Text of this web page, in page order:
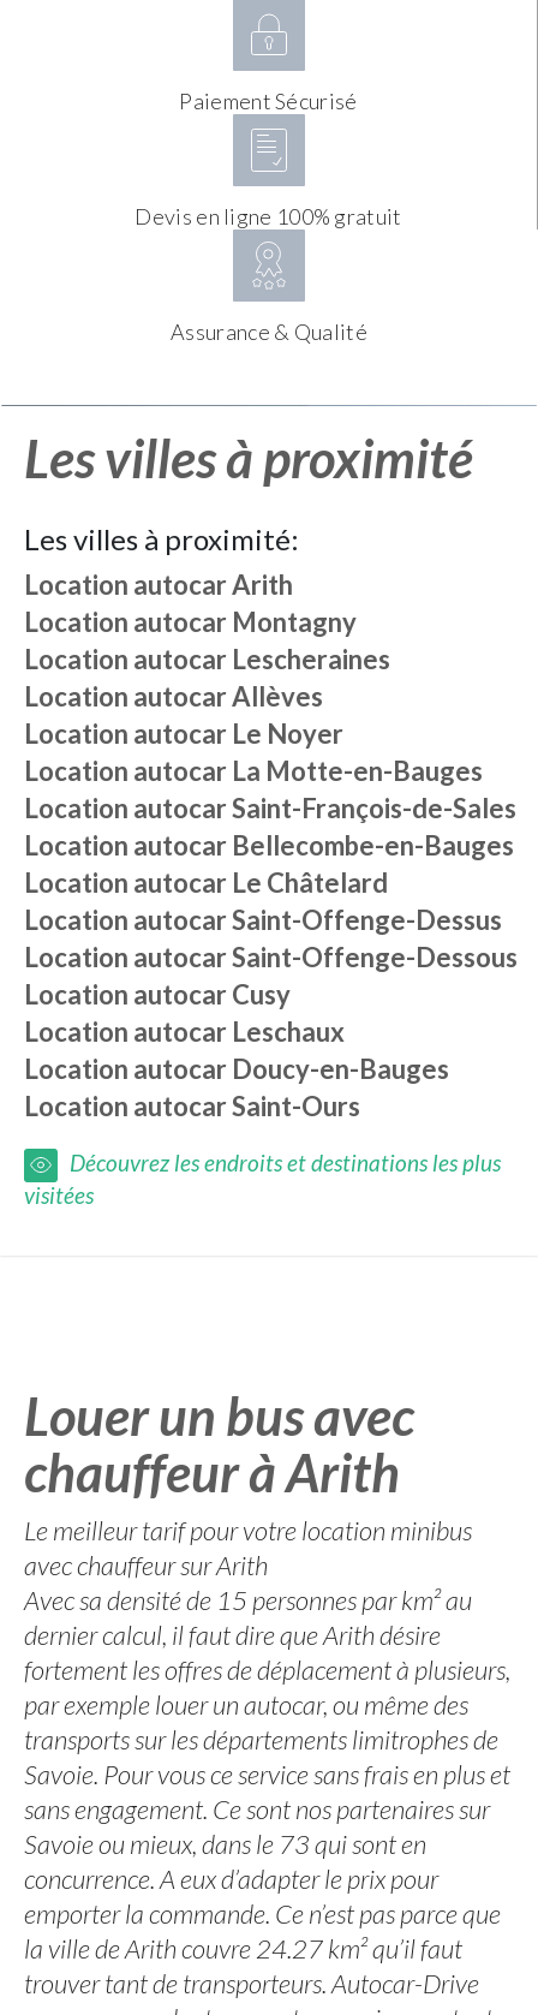
Paiement Sécurisé
Devis en ligne 100% gratuit
Assurance & Qualité
Les villes à proximité
Les villes à proximité:
Location autocarArith
Location autocar Montagny
Location autocar Lescheraines
Location autocarAllèves
Location autocar Le Noyer
Location autocar La Motte-en-Bauges
Location autocarSaint-François-de-Sales
Location autocar Bellecombe-en-Bauges
Location autocar Le Châtelard
Location autocarSaint-Offenge-Dessus
Location autocarSaint-Offenge-Dessous
Location autocarCusy
Location autocar Leschaux
Location autocar Doucy-en-Bauges
Location autocarSaint-Ours
Découvrez les endroits et destinations les plus
visitées
Louer un bus avec
chauffeur à Arith
Le meilleur tarif pour votre location minibus
avec chauffeur sur Arith
Avec sa densité de 15 personnes par km² au
dernier calcul, il faut dire que Arith désire
fortement les offres de déplacement à plusieurs,
par exemple louer un autocar, ou même des
transports sur les départements limitrophes de
Savoie. Pour vous ce service sans frais en plus et
sans engagement. Ce sont nos partenaires sur
Savoie ou mieux, dans le 73 qui sont en
concurrence. A eux d’adapter le prix pour
emporter la commande. Ce n’est pas parce que
la ville de Arith couvre 24.27 km² qu’il faut
trouver tant de transporteurs. Autocar-Drive